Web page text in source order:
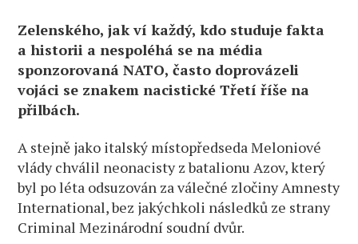
Zelenského, jak ví každý, kdo studuje fakta
a historii a nespoléhá se na média
sponzorovaná NATO, často doprovázeli
vojáci se znakem nacistické Třetí říše na
přilbách.
A stejně jako italský místopředseda Meloniové
vlády chválil neonacisty z batalionu Azov, který
byl po léta odsuzován za válečné zločiny Amnesty
International, bez jakýchkoli následků ze strany
Criminal Mezinárodní soudní dvůr.